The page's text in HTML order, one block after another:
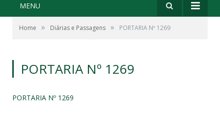
MENU
Home » Diárias e Passagens » PORTARIA Nº 1269
PORTARIA Nº 1269
PORTARIA Nº 1269